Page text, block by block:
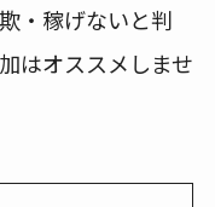
・稼げないと判
はオススメしませ